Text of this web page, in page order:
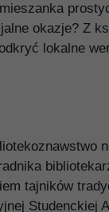
okazje? Z
lokalne
tajników